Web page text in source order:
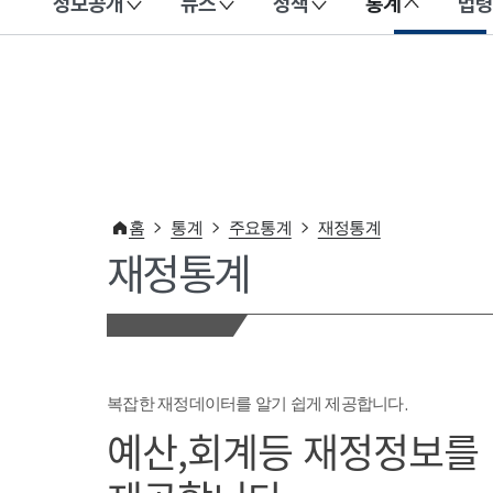
이 누리집은 대한민국 공식 전자정부 누리집입니다.
홈 통계 주요통계 재정통계
재정통계
복잡한 재정데이터를 알기 쉽게 제공합니다.
예산,회계등 재정정보를